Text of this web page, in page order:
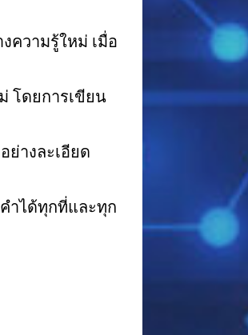
ความรู้ใหม่ เมื่อ
โดยการเขียน
างละเอียด
ำได้ทุกที่และทุก